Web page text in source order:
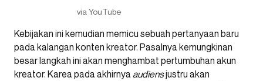
via YouTube
Kebijakan ini kemudian memicu sebuah pertanyaan baru
pada kalangan konten kreator. Pasalnya kemungkinan
besar langkah ini akan menghambat pertumbuhan akun
kreator. Karea pada akhirnyaaudiensjustru akan